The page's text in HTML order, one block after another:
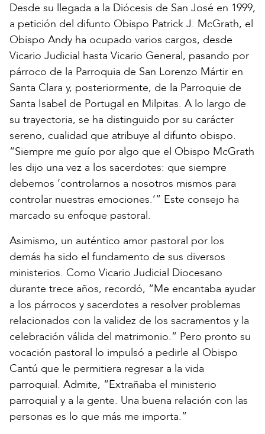
Desde su llegada a la Diócesis de San José en 1999,
a petición del difunto Obispo Patrick J. McGrath, el
Obispo Andy ha ocupado varios cargos, desde
Vicario Judicial hasta Vicario General, pasando por
párroco de la Parroquia de San Lorenzo Mártir en
Santa Clara y, posteriormente, de la Parroquie de
Santa Isabel de Portugal en Milpitas. A lo largo de
su trayectoria, se ha distinguido por su carácter
sereno, cualidad que atribuye al difunto obispo.
“Siempre me guío por algo que el Obispo McGrath
les dijo una vez a los sacerdotes: que siempre
debemos ‘controlarnos a nosotros mismos para
controlar nuestras emociones.’” Este consejo ha
marcado su enfoque pastoral.
Asimismo, un auténtico amor pastoral por los
demás ha sido el fundamento de sus diversos
ministerios. Como Vicario Judicial Diocesano
durante trece años, recordó, “Me encantaba ayudar
a los párrocos y sacerdotes a resolver problemas
relacionados con la validez de los sacramentos y la
celebración válida del matrimonio.” Pero pronto su
vocación pastoral lo impulsó a pedirle al Obispo
Cantú que le permitiera regresar a la vida
parroquial. Admite, “Extrañaba el ministerio
parroquial y a la gente. Una buena relación con las
personas es lo que más me importa.”